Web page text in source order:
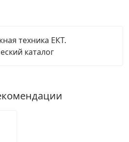
техника ЕКТ.
каталог